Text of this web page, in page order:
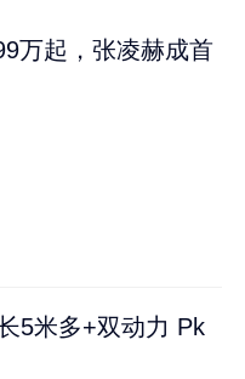
万起，张凌赫成首
5米多+双动力 Pk